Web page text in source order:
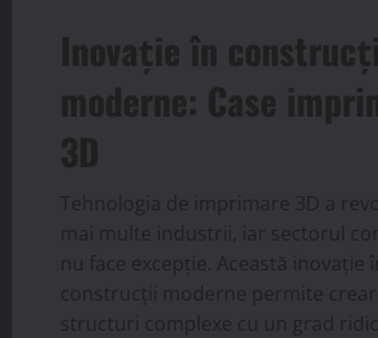
Inovație în
moderne: Case
3D
Tehnologia de imprimare 3D a
mai multe industrii, iar sectorul
nu face excepție. Această inovație
construcții moderne permite
structuri complexe cu un grad